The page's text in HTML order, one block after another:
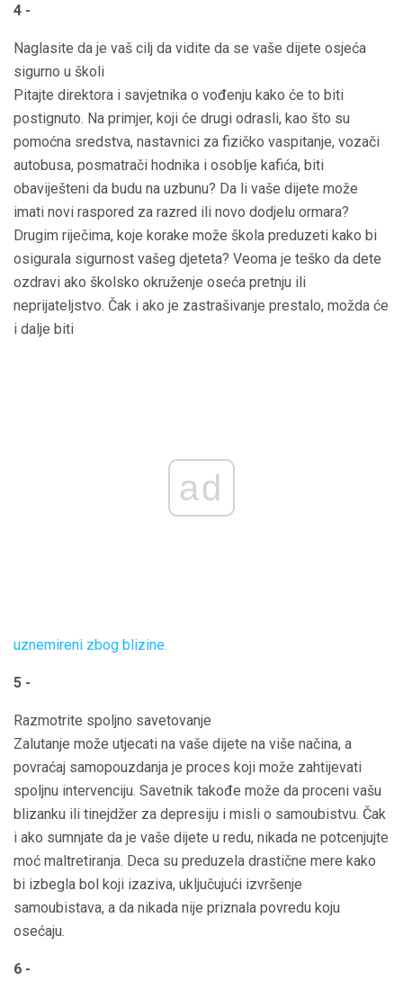
4 -
Naglasite da je vaš cilj da vidite da se vaše dijete osjeća
sigurno u školi
Pitajte direktora i savjetnika o vođenju kako će to biti
postignuto. Na primjer, koji će drugi odrasli, kao što su
pomoćna sredstva, nastavnici za fizičko vaspitanje, vozači
autobusa, posmatrači hodnika i osoblje kafića, biti
obaviješteni da budu na uzbunu? Da li vaše dijete može
imati novi raspored za razred ili novo dodjelu ormara?
Drugim riječima, koje korake može škola preduzeti kako bi
osigurala sigurnost vašeg djeteta? Veoma je teško da dete
ozdravi ako školsko okruženje oseća pretnju ili
neprijateljstvo. Čak i ako je zastrašivanje prestalo, možda će
i dalje biti
ad
uznemireni zbog blizine.
5 -
Razmotrite spoljno savetovanje
Zalutanje može utjecati na vaše dijete na više načina, a
povraćaj samopouzdanja je proces koji može zahtijevati
spoljnu intervenciju. Savetnik takođe može da proceni vašu
blizanku ili tinejdžer za depresiju i misli o samoubistvu. Čak
i ako sumnjate da je vaše dijete u redu, nikada ne potcenjujte
moć maltretiranja. Deca su preduzela drastične mere kako
bi izbegla bol koji izaziva, uključujući izvršenje
samoubistava, a da nikada nije priznala povredu koju
osećaju.
6 -